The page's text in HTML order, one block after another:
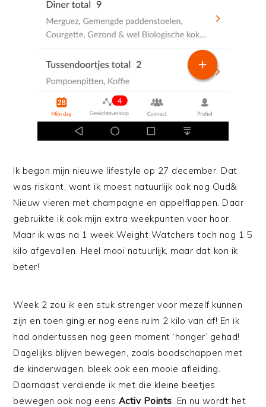
Ik begon mijn nieuwe lifestyle op 27 december. Dat
was riskant, want ik moest natuurlijk ook nog Oud&
Nieuw vieren met champagne en appelflappen. Daar
gebruikte ik ook mijn extra weekpunten voor hoor.
Maar ik was na 1 week Weight Watchers toch nog 1.5
kilo afgevallen. Heel mooi natuurlijk, maar dat kon ik
beter!
Week 2 zou ik een stuk strenger voor mezelf kunnen
zijn en toen ging er nog eens ruim 2 kilo van af! En ik
had ondertussen nog geen moment ‘honger’ gehad!
Dagelijks blijven bewegen, zoals boodschappen met
de kinderwagen, bleek ook een mooie afleiding.
Daarnaast verdiende ik met die kleine beetjes
bewegen ook nog eens Activ Points. En nu wordt het